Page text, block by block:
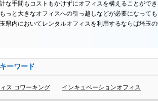
な手間もコストもかけずにオフィスを構えることができ
と大きなオフィスへの引っ越しなどが必要になっても
県内においてレンタルオフィスを利用するならば埼玉
ーワード
ス コワーキング インキュベーションオフィス